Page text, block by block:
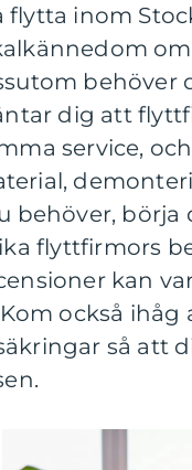
flytta inom
behöver
dig att
service,
behöver,
flyttfirmors
kan
också
så att